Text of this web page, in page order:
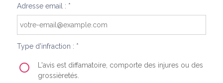
Adresse email : *
Type d'infraction : *
L'avis est diffamatoire, comporte des injures ou des
grossièretés.